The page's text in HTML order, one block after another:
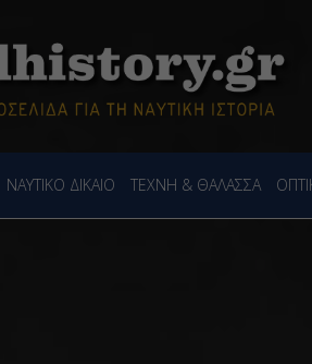
ΝΑΥΤΙΚΟ ΔΙΚΑΙΟ ΤΕΧΝΗ & ΘΑΛΑΣΣΑ